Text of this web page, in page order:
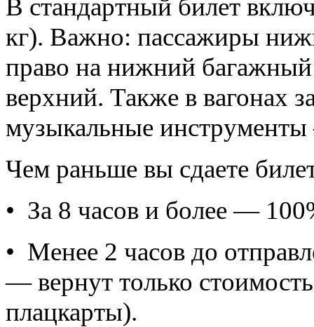
В стандартный билет
кг). Важно: пассажиры
право на нижний
верхний. Также в вагонах
музыкальные
Чем раньше вы сдаете
• За 8 часов и более —
• Менее 2 часов до
— вернут только
плацкарты).